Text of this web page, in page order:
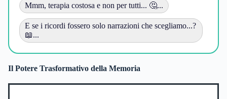
Mmm, terapia costosa e non per tutti... 🤔...
E se i ricordi fossero solo narrazioni che scegliamo...?
📖...
Il Potere Trasformativo della Memoria